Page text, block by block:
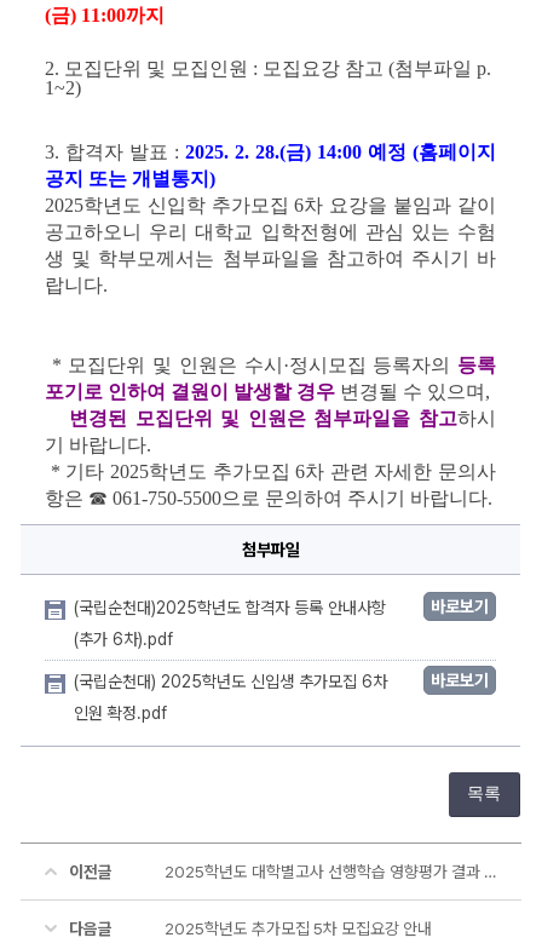
(금) 11:00까지
2. 모집단위 및 모집인원 : 모집요강 참고 (첨부파일 p.
1~2)
3. 합격자 발표 : 2025. 2. 28.(금) 14:00 예정 (홈페이지
공지 또는 개별통지 )
2025학년도 신입학 추가모집 6차 요강을 붙임과 같이
공고하오니 우리 대학교 입학전형에 관심 있는 수험
생 및 학부모께서는 첨부파일을 참고하여 주시기 바
랍니다.
* 모집단위 및 인원은 수시 ·정시모집 등록자의
등록
포기로 인하여 결원이 발생할 경우 변경될 수 있으며 ,
변경된 모집단위 및 인원은 첨부파일을 참고하시
기
바랍니다.
* 기타 2025학년도 추가모집 6차 관련 자세한 문의사
항은 ☎ 061-750-5500으로 문의하여 주시기 바랍니다.
첨부파일
(국립순천대)2025학년도 합격자 등록 안내사항
(추가 6차).pdf
바로보기
(국립순천대) 2025학년도 신입생 추가모집 6차
인원 확정.pdf
바로보기
목록
이전글 2025학년도 대학별고사 선행학습 영향평가 결과 공고
다음글 2025학년도 추가모집 5차 모집요강 안내